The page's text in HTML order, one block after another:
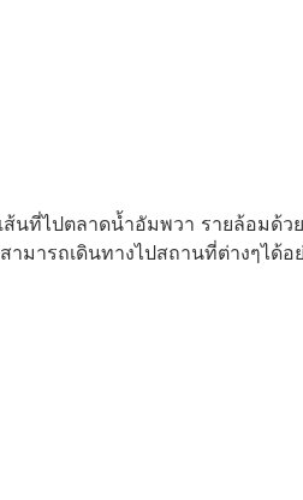
นที่ไปตลาดน้ำอัมพวา รายล้อมด้ว
มารถเดินทางไปสถานที่ต่างๆได้อ